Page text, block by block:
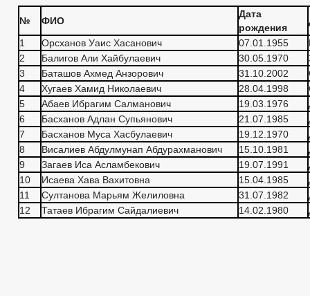
№ ФИО
Дата
рождения
1
Орсханов Уаис Хасанович 07.01.1955
2
Балигов Али Хайбулаевич 30.05.1970
3
Баташов Ахмед Анзорович 31.10.2002
4
Хугаев Хамид Николаевич 28.04.1998
5
Абаев Ибрагим Салманович 19.03.1976
6
Басханов Адлан Супьянович 21.07.1985
7
Басханов Муса Хасбулаевич 19.12.1970
8
Висалиев Абдулмунап Абдурахманович 15.10.1981
9
Загаев Иса Асламбекович 19.07.1991
10
Исаева Хава Вахитовна 15.04.1985
11
Султанова Марьям Желиловна 31.07.1982
12
Татаев Ибрагим Сайдалиевич 14.02.1980